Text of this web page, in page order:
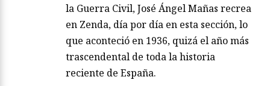
la Guerra Civil, José Ángel Mañas recrea
en Zenda, día por día en esta sección, lo
que aconteció en 1936, quizá el año más
trascendental de toda la historia
reciente de España.